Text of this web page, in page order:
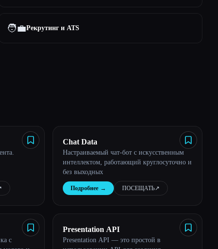
🧑‍💼Рекрутинг и ATS
Chat Data
Настраиваемый чат-бот с искусственным
интеллектом, работающий круглосуточно и
без выходных
Подробнее → ПОСЕЩАТЬ↗︎
с
Presentation API
Presentation API — это простой в